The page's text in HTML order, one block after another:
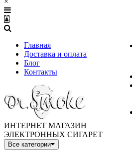
Главная
Доставка и оплата
Блог
Контакты
ИНТЕРНЕТ МАГАЗИН
ЭЛЕКТРОННЫХ СИГАРЕТ
Все категории